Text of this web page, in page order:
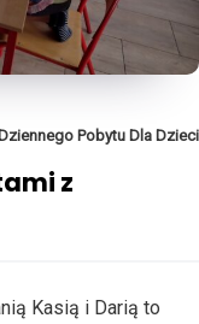
Pobytu Dla Dzieci
z
Kasią i Darią to